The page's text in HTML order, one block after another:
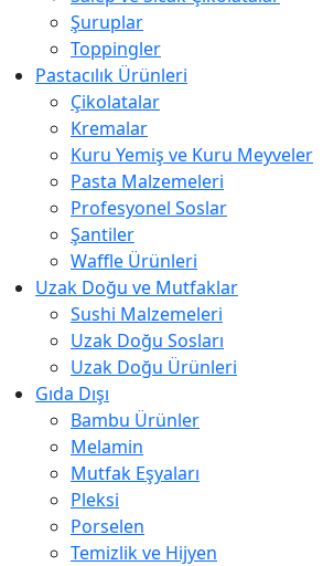
Şuruplar
Toppingler
Pastacılık Ürünleri
Çikolatalar
Kremalar
Kuru Yemiş ve Kuru Meyveler
Pasta Malzemeleri
Profesyonel Soslar
Şantiler
Waffle Ürünleri
Uzak Doğu ve Mutfaklar
Sushi Malzemeleri
Uzak Doğu Sosları
Uzak Doğu Ürünleri
Gıda Dışı
Bambu Ürünler
Melamin
Mutfak Eşyaları
Pleksi
Porselen
Temizlik ve Hijyen